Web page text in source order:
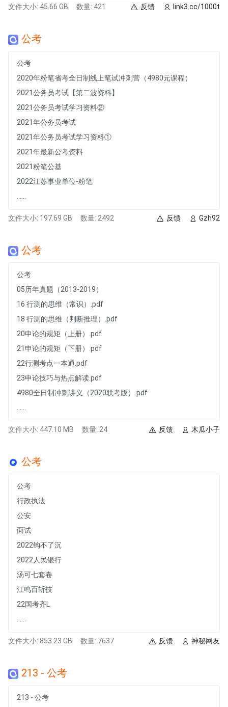
文件大小: 45.66 GB 数量: 421 link3.cc/1000t
反馈
公考
公考
2020年粉笔省考全日制线上笔试冲刺营（4980元课程）
2021公务员考试【第二波资料】
2021公务员考试学习资料②
2021年公务员考试
2021年公务员考试学习资料①
2021年最新公考资料
2021粉笔公基
2022江苏事业单位-粉笔
文件大小: 197.69 GB 数量: 2492 Gzh92
反馈
公考
公考
05历年真题（2013-2019）
16 行测的思维（常识）.pdf
18 行测的思维（判断推理）.pdf
20申论的规矩（上册）.pdf
21申论的规矩（下册）.pdf
22行测考点一本通.pdf
23申论技巧与热点解读.pdf
4980全日制冲刺讲义（2020联考版）.pdf
文件大小: 447.10 MB 数量: 24 木瓜小子
反馈
公考
公考
行政执法
公安
面试
2022钩不了沉
2022人民银行
汤可七套卷
江鸣百斩技
22国考齐L
文件大小: 853.23 GB 数量: 7637 神秘网友
反馈
213 - 公考
213 - 公考